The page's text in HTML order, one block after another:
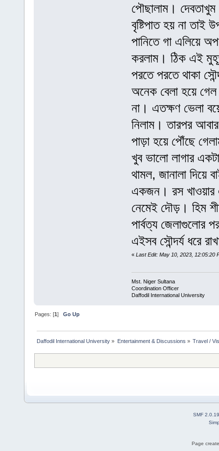
পৌছালাম।
বৃষ্টিপাত হয় না তাই
পানিতে গা এলিয়ে
করলাম। ঠিক এই
পরতে পরতে থাকা
অনেক বেলা হয়ে
না। এতক্ষণ ভেলা
নিলাম। তারপর
পাড়া হয়ে পৌঁছে
খুব ভালো লাগার
থামল, জানালা দিয়ে
একজন। রস খাওয়ার
নেমেই দৌড়। হিম
পার্বত্য জেলাগুলোর
এইসব সৌন্দর্য ধরে
« Last Edit: May 10, 2023, 12:05:20
Mst. Niger Sultana
Coordination Officer
Daffodil International University
Pages: [1]Go Up
Daffodil International University » Entertainment & Discussions » Travel /
SMF 2.0.19
Page